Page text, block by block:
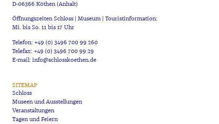
D-06366 Köthen (Anhalt)
Öffnungszeiten Schloss | Museum | Touristinformation:
Mi. bis So. 11 bis 17 Uhr
Telefon: +49 (0) 3496 700 99 260
Telefax: +49 (0) 3496 700 99 29
E-mail: info@schlosskoethen.de
SITEMAP
Schloss
Museen und Ausstellungen
Veranstaltungen
Tagen und Feiern